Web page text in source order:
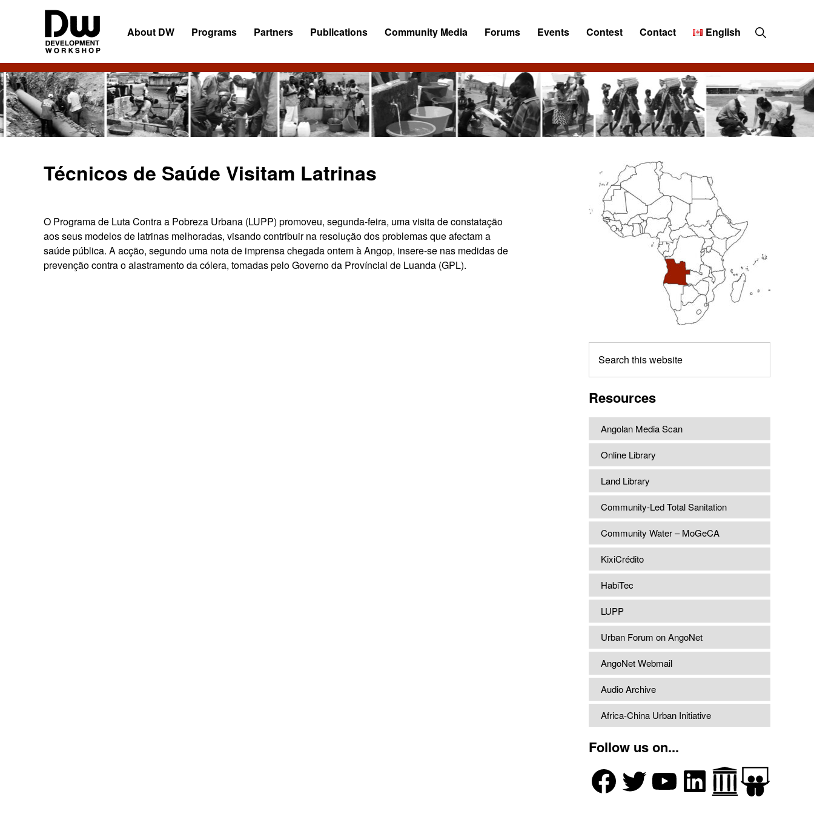
DW
Angola
Development
Workshop
Angola
About DW Programs Partners Publications Community Media Forums Events Contest Contact English Show
Search
Técnicos de Saúde Visitam Latrinas
O Programa de Luta Contra a Pobreza Urbana (LUPP) promoveu, segunda-feira, uma visita de constatação
aos seus modelos de latrinas melhoradas, visando contribuir na resolução dos problemas que afectam a
saúde pública. A acção, segundo uma nota de imprensa chegada ontem à Angop, insere-se nas medidas de
prevenção contra o alastramento da cólera, tomadas pelo Governo da Províncial de Luanda (GPL).
Primary
Sidebar
this
Resources
Angolan Media Scan
Online Library
Land Library
Community-Led Total Sanitation
Community Water – MoGeCA
KixiCrédito
HabiTec
LUPP
Urban Forum on AngoNet
AngoNet Webmail
Audio Archive
Africa-China Urban Initiative
Follow us on...